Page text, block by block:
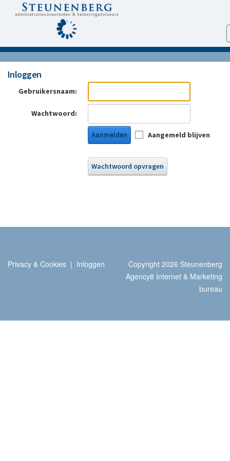
Inloggen
Gebruikersnaam:
Wachtwoord:
Aanmelden Aangemeld blijven
Wachtwoord opvragen
Privacy & Cookies | Inloggen
Copyright 2026 Steunenberg
Agency8 Internet & Marketing
bureau